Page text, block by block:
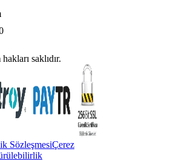
saklıdır.
SözleşmesiÇerez